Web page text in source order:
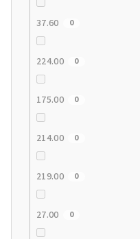
37.60 0
224.00 0
175.00 0
214.00 0
219.00 0
27.00 0